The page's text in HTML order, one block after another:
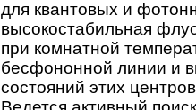
для квантовых и
высокостабильная
при комнатной
бесфононной линии и
состояний этих